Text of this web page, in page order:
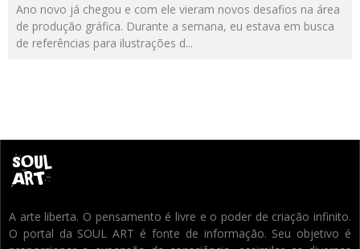
Ano novo já chegou e com ele vieram novos desafios na área
de produção gráfica. Durante a semana, eu estava em busca
de referências para ilustrações d...
A arte liberta. O pensamento é livre e o poder de criação infinito.
O portal da SOUL ART é fonte de informação. Seu objetivo é